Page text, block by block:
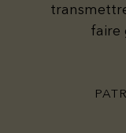
faire